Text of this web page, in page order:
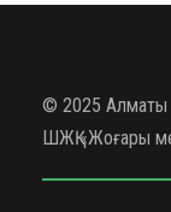
© 2025 Алматы
ШЖҚ «Жоғары